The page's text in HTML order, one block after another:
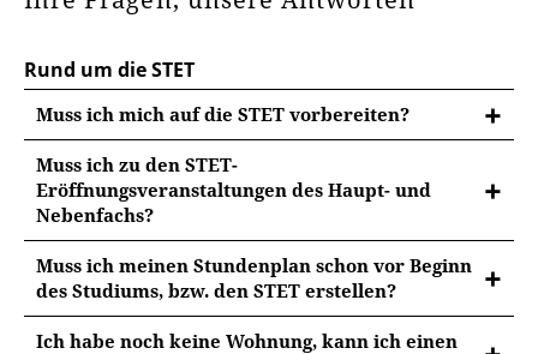
Rund um die STET
Muss ich mich auf die STET vorbereiten?
Muss ich zu den STET-
Eröffnungsveranstaltungen des Haupt- und
Nebenfachs?
Nein, Sie müssen ausschließlich an der STET-
Eröffnungsveranstaltung der Fakultät teilnehmen, an
Hauptfach
Muss ich meinen Stundenplan schon vor Beginn
des Studiums, bzw. den STET erstellen?
Ihre Tutor*innen unterstützen Sie in den STET bei der
Ich habe noch keine Wohnung, kann ich einen